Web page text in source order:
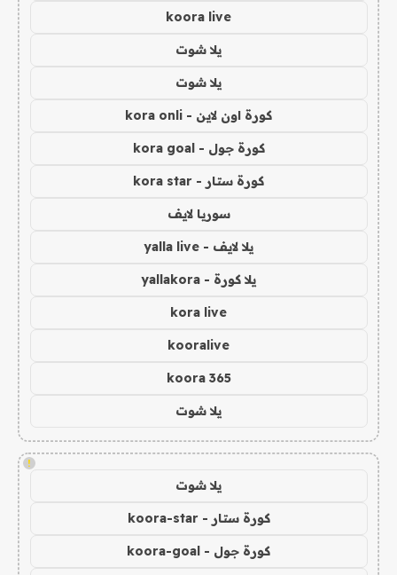
koora live
يلا شوت
يلا شوت
كورة اون لاين - kora onli
كورة جول - kora goal
كورة ستار - kora star
سوريا لايف
يلا لايف - yalla live
يلا كورة - yallakora
kora live
kooralive
koora 365
يلا شوت
!
يلا شوت
كورة ستار - koora-star
كورة جول - koora-goal